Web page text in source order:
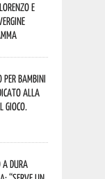
e
bambini
alla
gioco.
a dura